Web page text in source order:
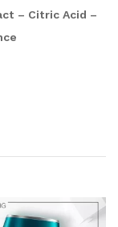
– Citric Acid –